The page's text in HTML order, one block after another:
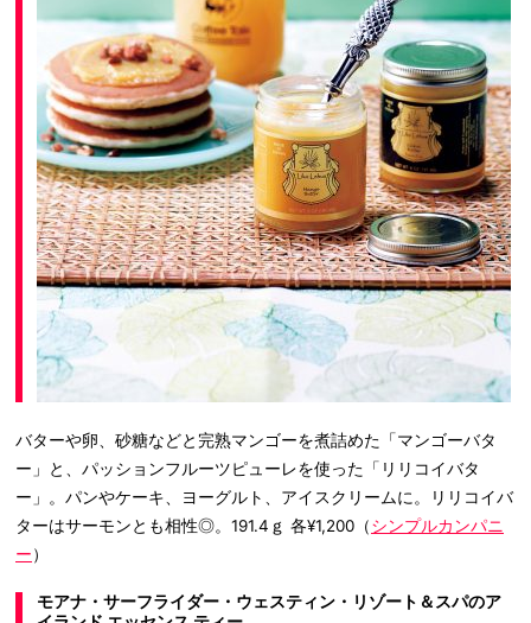
バターや卵、砂糖などと完熟マンゴーを煮詰めた「マンゴーバタ
ー」と、パッションフルーツピューレを使った「リリコイバタ
ー」。パンやケーキ、ヨーグルト、アイスクリームに。リリコイバ
ターはサーモンとも相性◎。191.4ｇ 各¥1,200（シンプルカンパニ
ー）
モアナ・サーフライダー・ウェスティン・リゾート＆スパのア